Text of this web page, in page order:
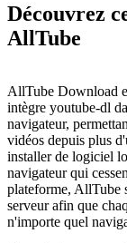
Découvrez
AllTube
AllTube Download
intègre youtube-dl
navigateur,
vidéos depuis plus
installer de logiciel
navigateur qui
plateforme, AllTube
serveur afin que
n'importe quel